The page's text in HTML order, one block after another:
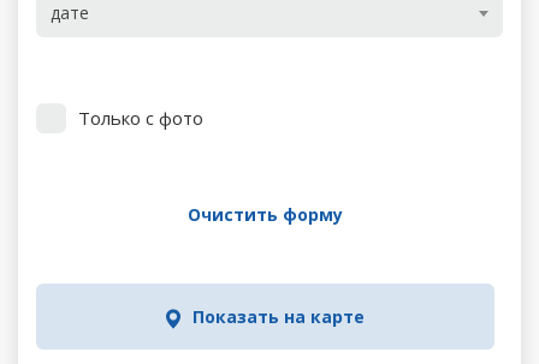
дате
Только с фото
Очистить форму
Показать на карте